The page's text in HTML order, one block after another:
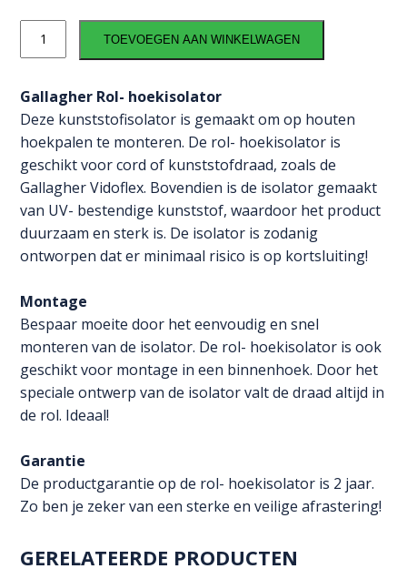
hoekisolator
stuks)
TOEVOEGEN AAN WINKELWAGEN
Gallagher Rol- hoekisolator
Deze kunststofisolator is gemaakt om op houten
hoekpalen te monteren. De rol- hoekisolator is
geschikt voor cord of kunststofdraad, zoals de
Gallagher Vidoflex. Bovendien is de isolator gemaakt
van UV- bestendige kunststof, waardoor het product
duurzaam en sterk is. De isolator is zodanig
ontworpen dat er minimaal risico is op kortsluiting!
Montage
Bespaar moeite door het eenvoudig en snel
monteren van de isolator. De rol- hoekisolator is ook
geschikt voor montage in een binnenhoek. Door het
speciale ontwerp van de isolator valt de draad altijd in
de rol. Ideaal!
Garantie
De productgarantie op de rol- hoekisolator is 2 jaar.
Zo ben je zeker van een sterke en veilige afrastering!
GERELATEERDE PRODUCTEN